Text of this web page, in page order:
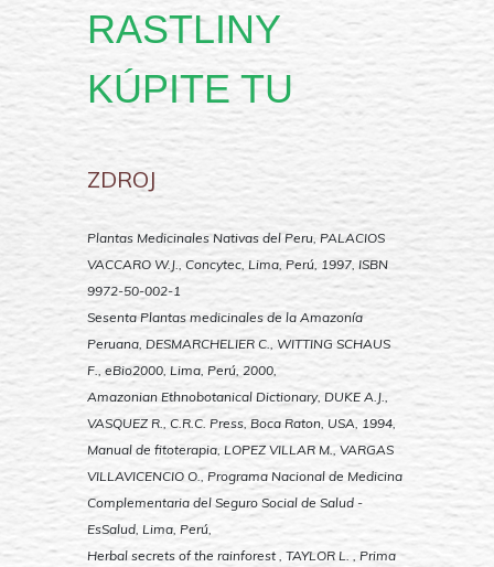
RASTLINY
KÚPITE TU
ZDROJ
Plantas Medicinales Nativas del Peru, PALACIOS
VACCARO W.J., Concytec, Lima, Perú, 1997, ISBN
9972-50-002-1
Sesenta Plantas medicinales de la Amazonía
Peruana, DESMARCHELIER C., WITTING SCHAUS
F., eBio2000, Lima, Perú, 2000,
Amazonian Ethnobotanical Dictionary, DUKE A.J.,
VASQUEZ R., C.R.C. Press, Boca Raton, USA, 1994,
Manual de fitoterapia, LOPEZ VILLAR M., VARGAS
VILLAVICENCIO O., Programa Nacional de Medicina
Complementaria del Seguro Social de Salud -
EsSalud, Lima, Perú,
Herbal secrets of the rainforest , TAYLOR L. , Prima